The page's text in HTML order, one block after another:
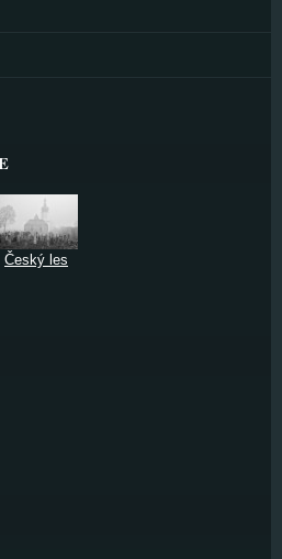
Český les